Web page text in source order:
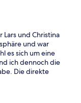
Lars und Christina
und war
es sich um eine
ich dennoch die
Die direkte
angenehm.
wertvolle